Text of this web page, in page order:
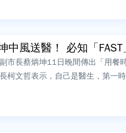
中風送醫！ 必知「
市長蔡炳坤11日晚間傳出「用餐
柯文哲表示，自己是醫生，第一